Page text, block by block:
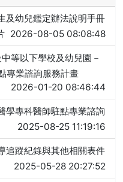
及幼兒鑑定辦法說明手冊
2026-08-05 08:08:48
等以下學校及幼兒園－
專業諮詢服務計畫
2026-01-20 08:46:44
學專科醫師駐點專業諮詢
2025-08-25 11:19:16
追蹤紀錄與其他相關表件
2025-05-28 20:27:52